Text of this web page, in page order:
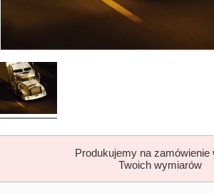
Produkujemy na zamówienie
Twoich wymiarów